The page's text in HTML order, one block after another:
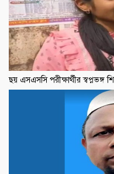
ছয় এসএসসি পরীক্ষার্থীর স্বপ্নভঙ্গ